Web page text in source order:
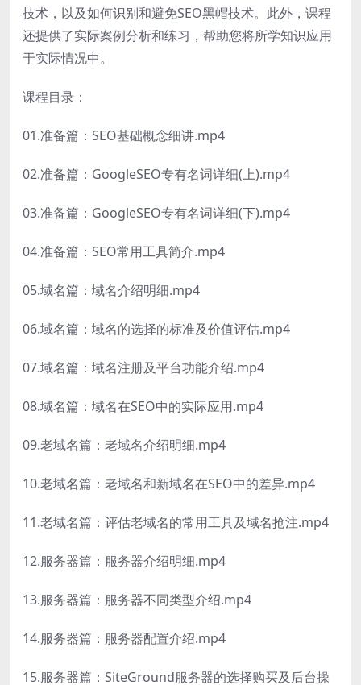
技术，以及如何识别和避免SEO黑帽技术。此外，课程
还提供了实际案例分析和练习，帮助您将所学知识应用
于实际情况中。
课程目录：
01.准备篇：SEO基础概念细讲.mp4
02.准备篇：GoogleSEO专有名词详细(上).mp4
03.准备篇：GoogleSEO专有名词详细(下).mp4
04.准备篇：SEO常用工具简介.mp4
05.域名篇：域名介绍明细.mp4
06.域名篇：域名的选择的标准及价值评估.mp4
07.域名篇：域名注册及平台功能介绍.mp4
08.域名篇：域名在SEO中的实际应用.mp4
09.老域名篇：老域名介绍明细.mp4
10.老域名篇：老域名和新域名在SEO中的差异.mp4
11.老域名篇：评估老域名的常用工具及域名抢注.mp4
12.服务器篇：服务器介绍明细.mp4
13.服务器篇：服务器不同类型介绍.mp4
14.服务器篇：服务器配置介绍.mp4
15.服务器篇：SiteGround服务器的选择购买及后台操